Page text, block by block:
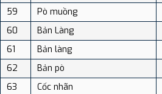
59
Pò muồng
60
Bản Làng
61
Bản làng
62
Bản pò
63
Cốc nhãn